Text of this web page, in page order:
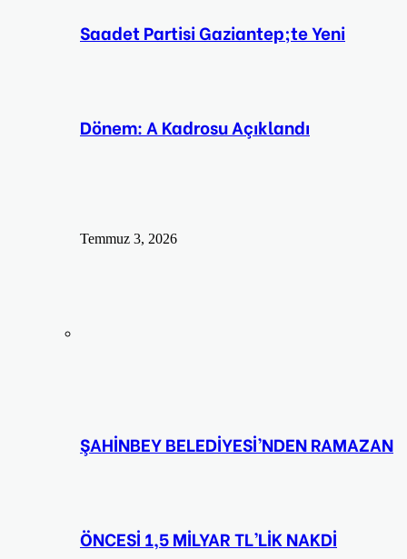
Saadet Partisi Gaziantep;te Yeni
Dönem: A Kadrosu Açıklandı
Temmuz 3, 2026
ŞAHİNBEY BELEDİYESİ’NDEN RAMAZAN
ÖNCESİ 1,5 MİLYAR TL’LİK NAKDİ